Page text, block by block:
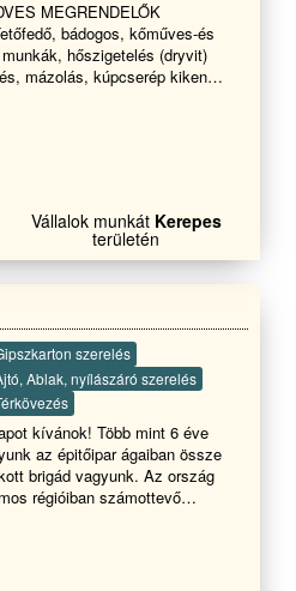
MEGRENDELŐK
bádogos, kőműves-és
hőszigetelés (dryvit)
mázolás, kúpcserép kikenés,
Vállalok munkát Kerepes
területén
szerelés
Ablak, nyílászáró szerelés
kívánok! Több mint 6 éve
az épitőipar ágaiban össze
brigád vagyunk. Az ország
régióiban számottevő